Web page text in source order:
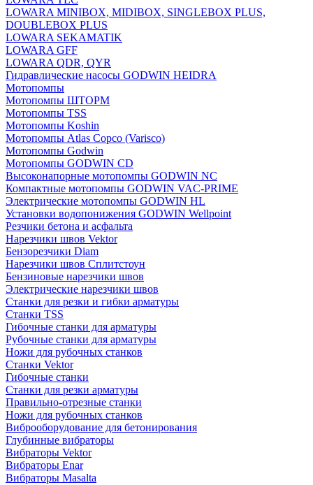
LOWARA MINIBOX, MIDIBOX, SINGLEBOX PLUS,
DOUBLEBOX PLUS
LOWARA SEKAMATIK
LOWARA GFF
LOWARA QDR, QYR
Гидравлические насосы GODWIN HEIDRA
Мотопомпы
Мотопомпы ШТОРМ
Мотопомпы TSS
Мотопомпы Koshin
Мотопомпы Atlas Copco (Varisco)
Мотопомпы Godwin
Мотопомпы GODWIN CD
Высоконапорные мотопомпы GODWIN NC
Компактные мотопомпы GODWIN VAC-PRIME
Электрические мотопомпы GODWIN HL
Установки водопонижения GODWIN Wellpoint
Резчики бетона и асфальта
Нарезчики швов Vektor
Бензорезчики Diam
Нарезчики швов Сплитстоун
Бензиновые нарезчики швов
Электрические нарезчики швов
Станки для резки и гибки арматуры
Станки TSS
Гибочные станки для арматуры
Рубочные станки для арматуры
Ножи для рубочных станков
Станки Vektor
Гибочные станки
Станки для резки арматуры
Правильно-отрезные станки
Ножи для рубочных станков
Виброоборудование для бетонирования
Глубинные вибраторы
Вибраторы Vektor
Вибраторы Enar
Вибраторы Masalta